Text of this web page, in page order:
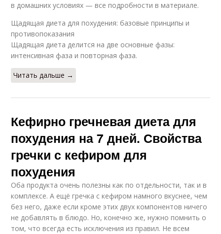
в домашних условиях — все подробности в материале.
Щадящая диета для похудения: базовые принципы и
противопоказания
Щадящая диета делится на две основные фазы:
интенсивная фаза и повторная фаза.
Читать дальше →
Кефирно гречневая диета для
похудения на 7 дней. Свойства
гречки с кефиром для
похудения
Оба продукта очень полезны как по отдельности, так и в
комплексе. А ещё гречка с кефиром намного вкуснее, чем
без него, даже если кроме этих двух компонентов ничего
не добавлять в блюдо. Но, конечно же, нужно помнить о
том, что всегда есть исключения из правил. Не всем